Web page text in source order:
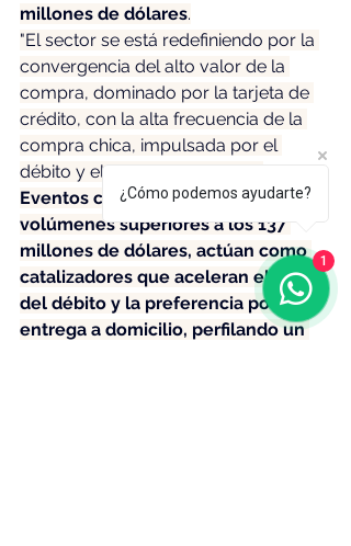
millones de dólares.
"El sector se está redefiniendo por la
convergencia del alto valor de la
compra, dominado por la tarjeta de
crédito, con la alta frecuencia de la
compra chica, impulsada por el
débito y el dinero electrónico.
Eventos como el Ciberlunes, con
volúmenes superiores a los 137
millones de dólares, actúan como
catalizadores que aceleran el uso
del débito y la preferencia por la
entrega a domicilio, perfilando un
¿Cómo podemos ayudarte?
1